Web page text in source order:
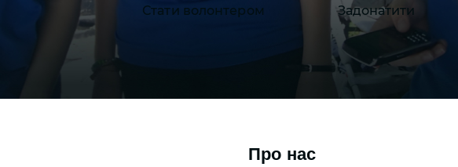
Стати волонтером Задонатити
Про нас